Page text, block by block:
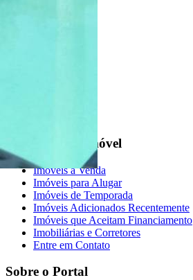
Encontre um Imóvel
Imóveis à Venda
Imóveis para Alugar
Imóveis de Temporada
Imóveis Adicionados Recentemente
Imóveis que Aceitam Financiamento
Imobiliárias e Corretores
Entre em Contato
Sobre o Portal